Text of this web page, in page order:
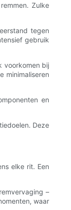
Zulke
tegen
gebruik
voorkomen bij
minimaliseren
en
Deze
elke rit. Een
–
waar